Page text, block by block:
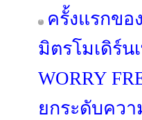
ครั้งแรกข
มิตรโมเดิร์น
WORRY
ยกระดับคว